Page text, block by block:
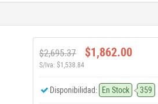
$2,695.37 $1,862.00
S/Iva: $1,538.84
Disponibilidad: En Stock 359